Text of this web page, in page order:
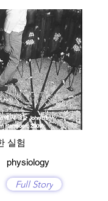
실험
physiology
Full Story